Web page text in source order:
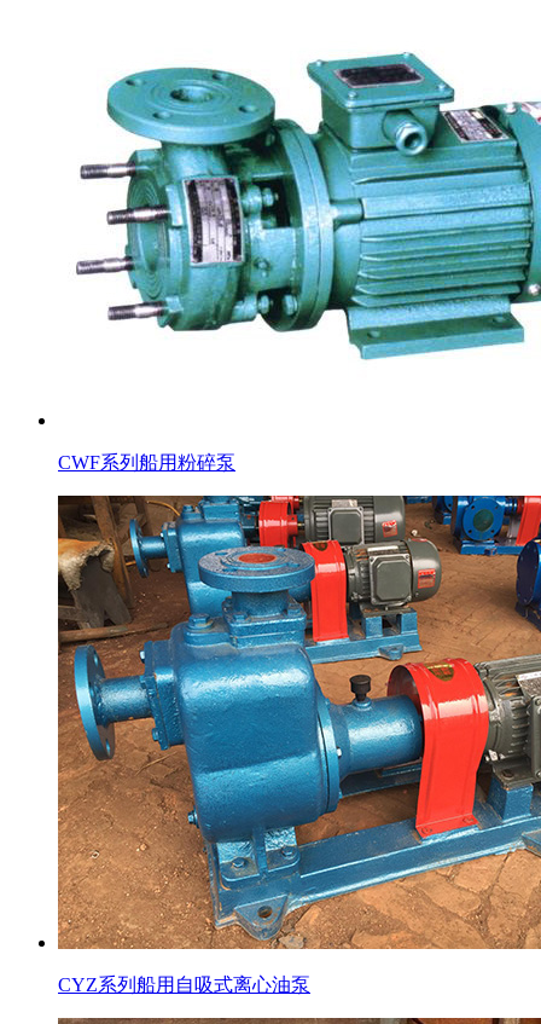
CWF系列船用粉碎泵
CYZ系列船用自吸式离心油泵